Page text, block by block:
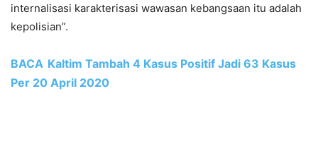
internalisasi karakterisasi wawasan kebangsaan itu adalah
kepolisian”.
BACA Kaltim Tambah 4 Kasus Positif Jadi 63 Kasus
Per 20 April 2020